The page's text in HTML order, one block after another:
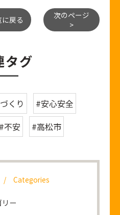
戻る
次のページ
>
タグ
くり
#安心安全
#不安 #高松市
Categories
ー